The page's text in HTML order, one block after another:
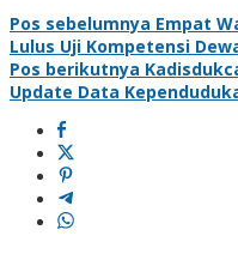
Pos sebelumnya Empat
Lulus Uji Kompetensi
Pos berikutnya
Update Data